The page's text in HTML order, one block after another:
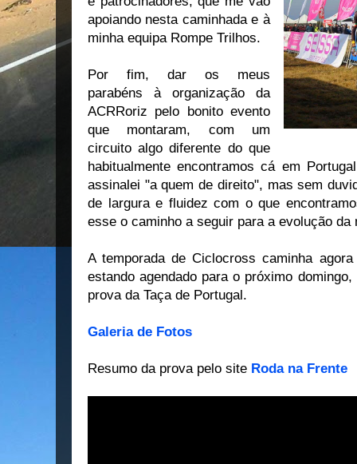
apoiando nesta caminhada e à
minha equipa Rompe Trilhos.
Por fim, dar os meus
parabéns à organização da
ACRRoriz pelo bonito evento
que montaram, com um
circuito algo diferente do que
habitualmente encontramos cá em
assinalei "a quem de direito", mas sem
de largura e fluidez com o que
esse o caminho a seguir para a evolução da
A temporada de Ciclocross caminha
estando agendado para o próximo
prova da Taça de Portugal.
Galeria de Fotos
Resumo da prova pelo site Roda na Frente